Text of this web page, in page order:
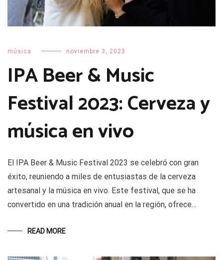
música noviembre 3, 2023
IPA Beer & Music
Festival 2023: Cerveza y
música en vivo
El IPA Beer & Music Festival 2023 se celebró con gran
éxito, reuniendo a miles de entusiastas de la cerveza
artesanal y la música en vivo. Este festival, que se ha
convertido en una tradición anual en la región, ofrece…
READ MORE